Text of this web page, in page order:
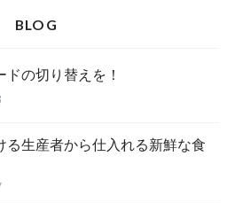
BLOG
ドの切り替えを！
る生産者から仕入れる新鮮な食